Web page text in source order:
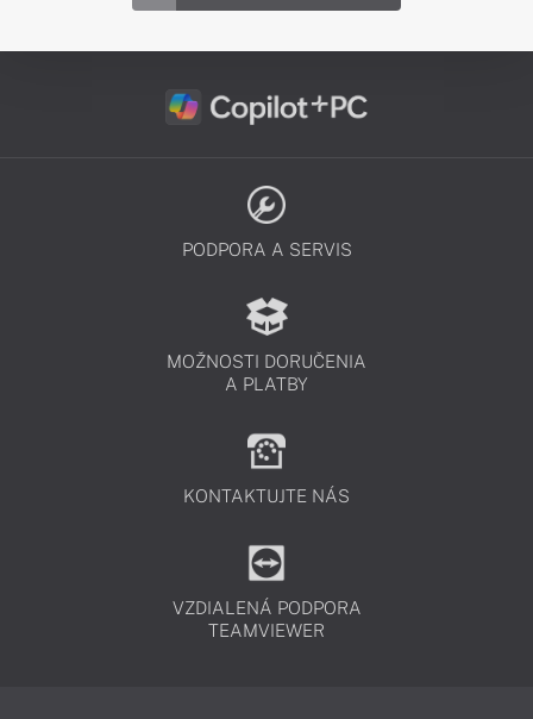
PODPORA A SERVIS
MOŽNOSTI DORUČENIA
A PLATBY
KONTAKTUJTE NÁS
VZDIALENÁ PODPORA
TEAMVIEWER